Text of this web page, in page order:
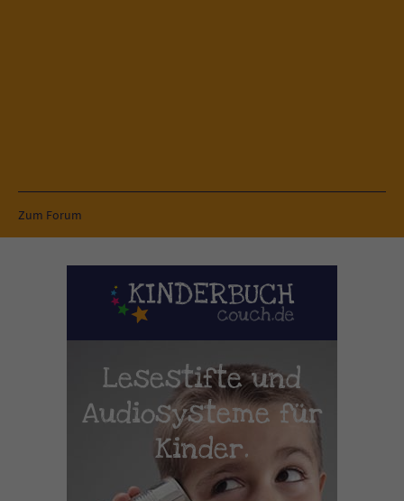
Zum Forum
Lesestifte und
Audiosysteme für
Kinder.